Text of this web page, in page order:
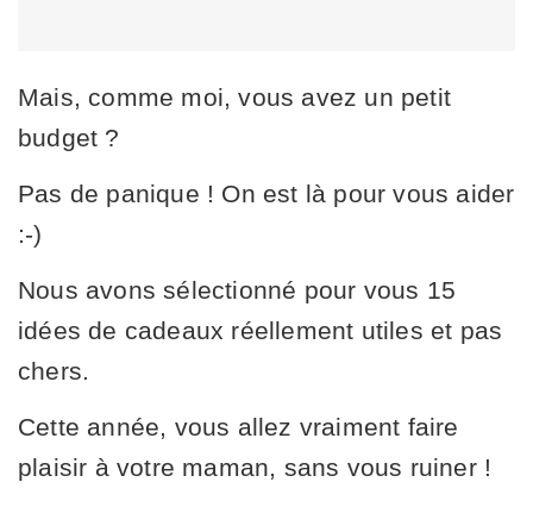
Mais, comme moi, vous avez un petit
budget ?
Pas de panique ! On est là pour vous aider
:-)
Nous avons sélectionné pour vous 15
idées de cadeaux réellement utiles et pas
chers.
Cette année, vous allez vraiment faire
plaisir à votre maman, sans vous ruiner !